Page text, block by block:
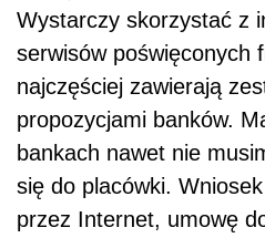
Wystarczy skorzystać z
serwisów poświęconych
najczęściej zawierają
propozycjami banków.
bankach nawet nie
się do placówki.
przez Internet, umowę